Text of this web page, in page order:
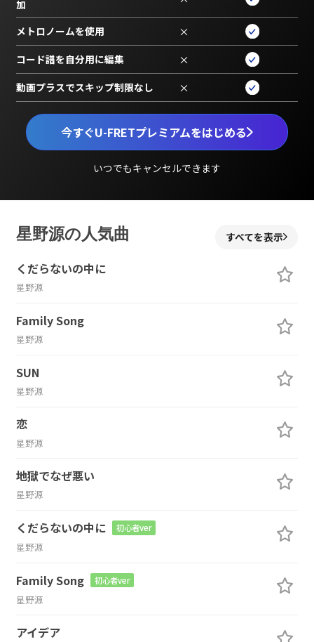
今すぐU-FRETプレミアムをはじめる
いつでもキャンセルできます
加
メトロノームを使用 ×
コード譜を自分用に編集 ×
動画プラスでスキップ制限なし ×
星野源の人気曲 すべてを表示
くだらないの中に
星野源
Family Song
星野源
SUN
星野源
恋
星野源
地獄でなぜ悪い
星野源
くだらないの中に 初心者ver
星野源
Family Song 初心者ver
星野源
アイデア